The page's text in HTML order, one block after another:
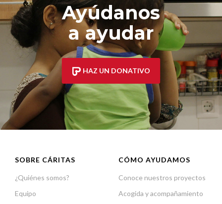
Ayúdanos
a ayudar
HAZ UN DONATIVO
SOBRE CÁRITAS
¿Quiénes somos?
Equipo
CÓMO AYUDAMOS
Conoce nuestros proyectos
Acogida y acompañamiento